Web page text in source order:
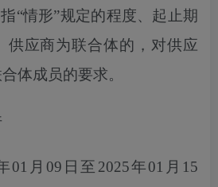
“情形”规定的程度、起止期
供应商为联合体的，对供应
体成员的要求。
01月09日至2025年01月15